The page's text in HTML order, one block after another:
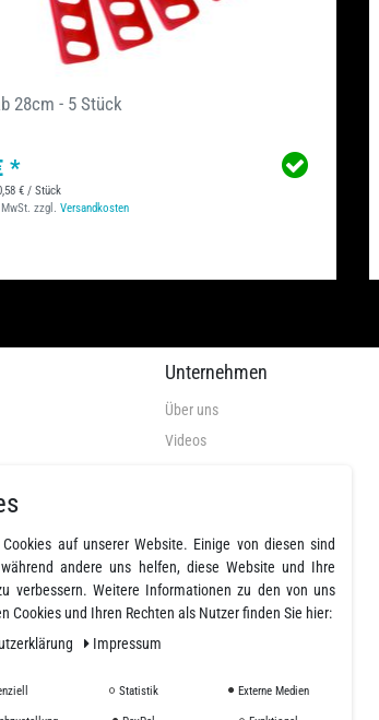
28cm - 5 Stück
*
€ / Stück
zzgl. Versandkosten
Unternehmen
Über uns
Videos
Widerrufsformular
Impressum
auf unserer Website. Einige von diesen sind
andere uns helfen, diese Website und Ihre
verbessern. Weitere Informationen zu den von uns
Cookies und Ihren Rechten als Nutzer finden Sie hier:
Impressum
Statistik Externe Medien